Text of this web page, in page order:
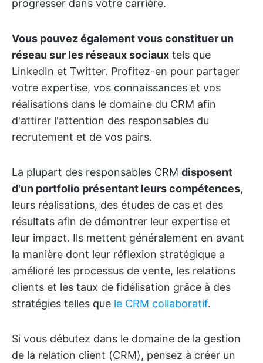
progresser dans votre carrière.
Vous pouvez également vous constituer un
réseau sur les réseaux sociaux tels que
LinkedIn et Twitter. Profitez-en pour partager
votre expertise, vos connaissances et vos
réalisations dans le domaine du CRM afin
d'attirer l'attention des responsables du
recrutement et de vos pairs.
La plupart des responsables CRM disposent
d'un portfolio présentant leurs compétences,
leurs réalisations, des études de cas et des
résultats afin de démontrer leur expertise et
leur impact. Ils mettent généralement en avant
la manière dont leur réflexion stratégique a
amélioré les processus de vente, les relations
clients et les taux de fidélisation grâce à des
stratégies telles que le CRM collaboratif.
Si vous débutez dans le domaine de la gestion
de la relation client (CRM), pensez à créer un